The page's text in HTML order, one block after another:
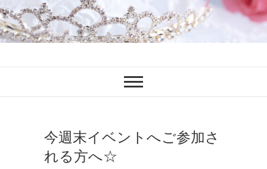
ファンブロ
今週末イベントへご参加さ
れる方へ☆